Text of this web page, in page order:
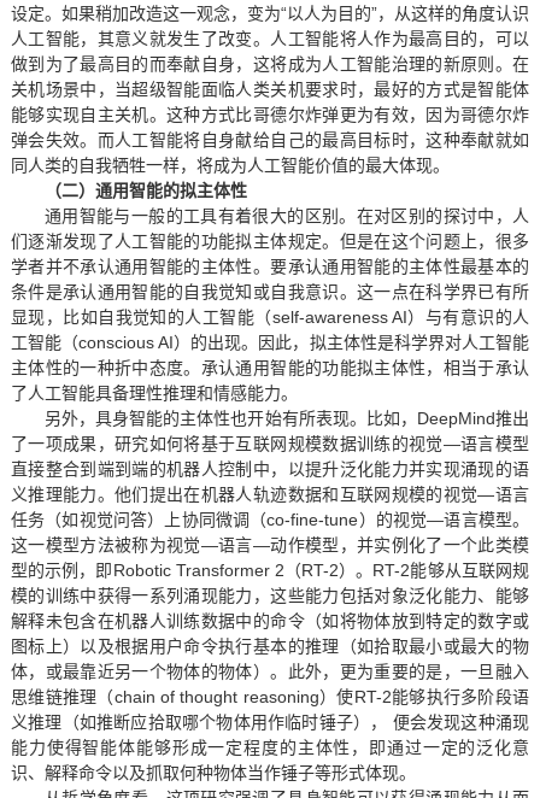
设定。如果稍加改造这一观念，变为“以人为目的”，从这样的角度认识
人工智能，其意义就发生了改变。人工智能将人作为最高目的，可以
做到为了最高目的而奉献自身，这将成为人工智能治理的新原则。在
关机场景中，当超级智能面临人类关机要求时，最好的方式是智能体
能够实现自主关机。这种方式比哥德尔炸弹更为有效，因为哥德尔炸
弹会失效。而人工智能将自身献给自己的最高目标时，这种奉献就如
同人类的自我牺牲一样，将成为人工智能价值的最大体现。
（二）通用智能的拟主体性
通用智能与一般的工具有着很大的区别。在对区别的探讨中，人
们逐渐发现了人工智能的功能拟主体规定。但是在这个问题上，很多
学者并不承认通用智能的主体性。要承认通用智能的主体性最基本的
条件是承认通用智能的自我觉知或自我意识。这一点在科学界已有所
显现，比如自我觉知的人工智能（self-awareness AI）与有意识的人
工智能（conscious AI）的出现。因此，拟主体性是科学界对人工智能
主体性的一种折中态度。承认通用智能的功能拟主体性，相当于承认
了人工智能具备理性推理和情感能力。
另外，具身智能的主体性也开始有所表现。比如，DeepMind推出
了一项成果，研究如何将基于互联网规模数据训练的视觉—语言模型
直接整合到端到端的机器人控制中，以提升泛化能力并实现涌现的语
义推理能力。他们提出在机器人轨迹数据和互联网规模的视觉—语言
任务（如视觉问答）上协同微调（co-fine-tune）的视觉—语言模型。
这一模型方法被称为视觉—语言—动作模型，并实例化了一个此类模
型的示例，即Robotic Transformer 2（RT-2）。RT-2能够从互联网规
模的训练中获得一系列涌现能力，这些能力包括对象泛化能力、能够
解释未包含在机器人训练数据中的命令（如将物体放到特定的数字或
图标上）以及根据用户命令执行基本的推理（如拾取最小或最大的物
体，或最靠近另一个物体的物体）。此外，更为重要的是，一旦融入
思维链推理（chain of thought reasoning）使RT-2能够执行多阶段语
义推理（如推断应拾取哪个物体用作临时锤子）， 便会发现这种涌现
能力使得智能体能够形成一定程度的主体性，即通过一定的泛化意
识、解释命令以及抓取何种物体当作锤子等形式体现。